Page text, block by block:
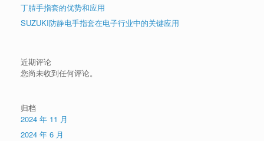
丁腈手指套的优势和应用
SUZUKI防静电手指套在电子行业中的关键应用
近期评论
您尚未收到任何评论。
归档
2024 年 11 月
2024 年 6 月